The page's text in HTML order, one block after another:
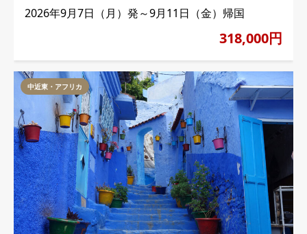
2026年9月7日（月）発～9月11日（金）帰国
318,000円
中近東・アフリカ